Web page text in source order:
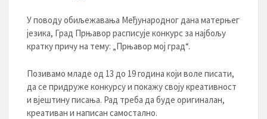
У поводу обиљежавања Међународног дана матерњег
језика, Град Прњавор расписује конкурс за најбољу
кратку причу на тему: „Прњавор мој град“.
Позивамо младе од 13 до 19 година који воле писати,
да се придруже конкурсу и покажу своју креативност
и вјештину писања. Рад треба да буде оригиналан,
креативан и написан самостално.